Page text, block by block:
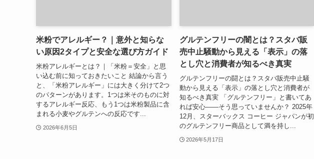
米粉でアレルギー？｜意外と知らな
い原因2タイプと安全な選び方ガイド
米粉アレルギーとは？｜「米粉＝安全」と思
い込む前に知っておきたいこと 結論から言う
と、「米粉アレルギー」には大きく分けて2つ
のパターンがあります。1つは米そのものに対
するアレルギー反応、もう1つは米粉製品に含
まれる小麦やグルテンへの反応です...
2026年6月5日
グルテンフリーの闇とは？スタバ販
売中止騒動から見える「表示」の落
とし穴と消費者が知るべき真実
グルテンフリーの闘とは？スタバ販売中止騒
動から見える「表示」の落とし穴と消費者が
知るべき真実 「グルテンフリー」と書いてあ
れば安心——そう思っていませんか？ 2025年
12月、スターバックス コーヒー ジャパンが初
のグルテンフリー商品として満を持し...
2026年5月17日